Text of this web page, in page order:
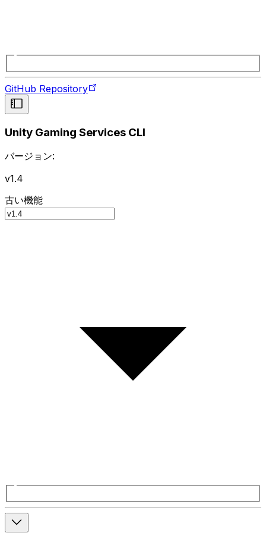
GitHub Repository
Unity Gaming Services CLI
バージョン:
v1.4
古い機能